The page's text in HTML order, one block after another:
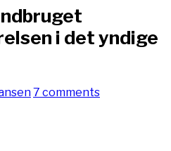
i det yndige
7 comments